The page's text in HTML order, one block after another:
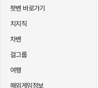
팟벤 바로가기
치지직
차벤
걸그룹
여행
해외게임정보